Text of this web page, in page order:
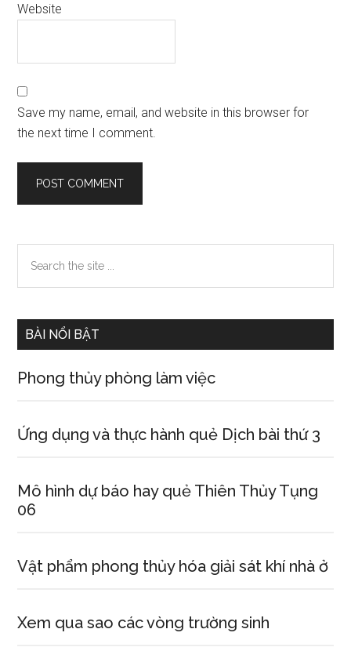
Website
Save my name, email, and website in this browser for
the next time I comment.
Primary
Sidebar
the
BÀI NỔI BẬT
Phong thủy phòng làm việc
Ứng dụng và thực hành quẻ Dịch bài thứ 3
Mô hình dự báo hay quẻ Thiên Thủy Tụng
06
Vật phẩm phong thủy hóa giải sát khí nhà ở
Xem qua sao các vòng trường sinh